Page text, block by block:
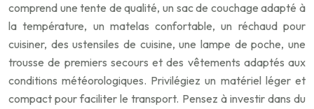
comprend une tente de qualité, un sac de couchage adapté à
la température, un matelas confortable, un réchaud pour
cuisiner, des ustensiles de cuisine, une lampe de poche, une
trousse de premiers secours et des vêtements adaptés aux
conditions météorologiques. Privilégiez un matériel léger et
compact pour faciliter le transport. Pensez à investir dans du